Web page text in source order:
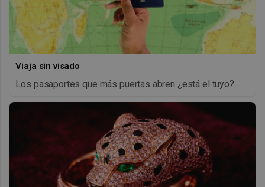
Viaja sin visado
Los pasaportes que más puertas abren ¿está el tuyo?